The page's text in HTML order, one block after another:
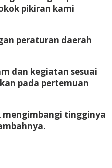
pikiran kami
peraturan daerah
dan kegiatan sesuai
pada pertemuan
mengimbangi tingginya